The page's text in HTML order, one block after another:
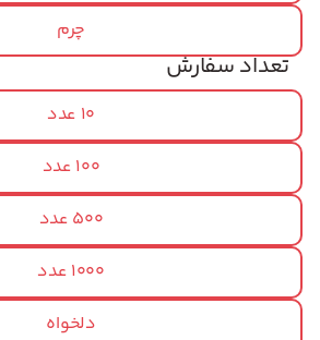
چرم
تعداد سفارش
10 عدد
100 عدد
500 عدد
1000 عدد
دلخواه